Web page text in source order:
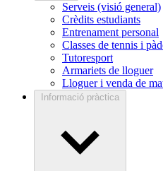
Serveis (visió general)
Crèdits estudiants
Entrenament personal
Classes de tennis i
Tutoresport
Armariets de lloguer
Lloguer i venda de
Informació pràctica